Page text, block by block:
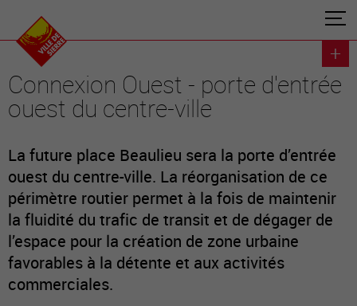
Connexion Ouest - porte d'entrée
ouest du centre-ville
La future place Beaulieu sera la porte d’entrée
ouest du centre-ville. La réorganisation de ce
périmètre routier permet à la fois de maintenir
la fluidité du trafic de transit et de dégager de
l’espace pour la création de zone urbaine
favorables à la détente et aux activités
commerciales.